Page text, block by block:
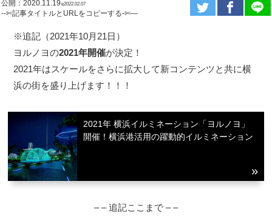
公開：2020.11.19ಇ2022.02.07
--✄記事タイトルとURLをコピーする-✄—
※追記（2021年10月21日）
ヨルノヨの2021年開催が決定！
2021年はスケールをさらに拡大して新コンテンツと共に横
浜の街を盛り上げます！！！
2021年 横浜イルミネーション「ヨルノヨ」
開催！横浜港活用の躍動的イルミネーション
– – 追記ここまで – –